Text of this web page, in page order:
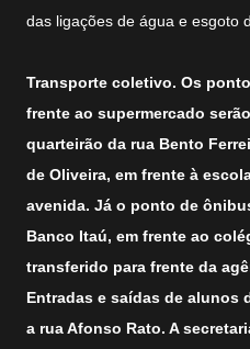
das ligações de água e esgoto
Transporte coletivo. Os
frente ao supermercado
quarteirão da rua Bento
de Oliveira, em frente à
avenida. Já o ponto de
Banco Itaú, em frente ao
transferido para frente da
Entradas e saídas de alunos
a rua Afonso Rato. A